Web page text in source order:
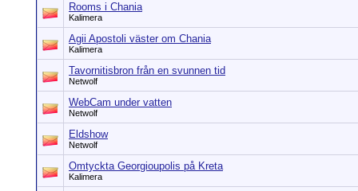
Rooms i Chania
Kalimera
Agii Apostoli väster om Chania
Kalimera
Tavornitisbron från en svunnen tid
Netwolf
WebCam under vatten
Netwolf
Eldshow
Netwolf
Omtyckta Georgioupolis på Kreta
Kalimera